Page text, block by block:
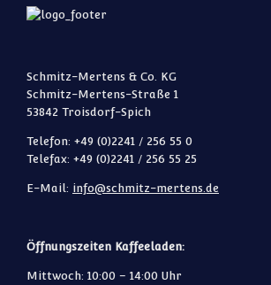
Schmitz-Mertens & Co. KG
Schmitz-Mertens-Straße 1
53842 Troisdorf-Spich
Telefon: +49 (0)2241 / 256 55 0
Telefax: +49 (0)2241 / 256 55 25
E-Mail: info@schmitz-mertens.de
Öffnungszeiten Kaffeeladen:
Mittwoch: 10:00 – 14:00 Uhr